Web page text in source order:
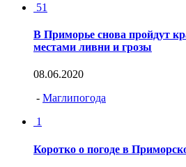
51
В Приморье снова пройдут
местами ливни и грозы
08.06.2020
- Маглипогода
1
Коротко о погоде в